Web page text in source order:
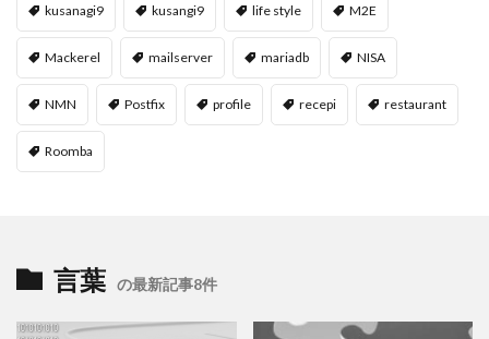
kusanagi9 kusangi9 life style M2E
Mackerel mailserver mariadb NISA
NMN Postfix profile recepi restaurant
Roomba
言葉 の最新記事8件